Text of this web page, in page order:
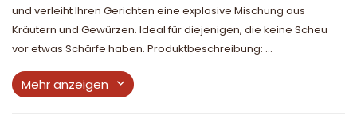
und verleiht Ihren Gerichten eine explosive Mischung aus
Kräutern und Gewürzen. Ideal für diejenigen, die keine Scheu
vor etwas Schärfe haben. Produktbeschreibung: ...
Mehr anzeigen